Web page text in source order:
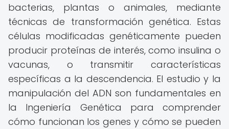
bacterias, plantas o animales, mediante
técnicas de transformación genética. Estas
células modificadas genéticamente pueden
producir proteínas de interés, como insulina o
vacunas, o transmitir características
específicas a la descendencia. El estudio y la
manipulación del ADN son fundamentales en
la Ingeniería Genética para comprender
cómo funcionan los genes y cómo se pueden